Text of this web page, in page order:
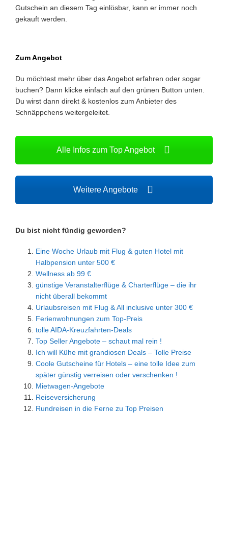
Gutschein an diesem Tag einlösbar, kann er immer noch
gekauft werden.
Zum Angebot
Du möchtest mehr über das Angebot erfahren oder sogar
buchen? Dann klicke einfach auf den grünen Button unten.
Du wirst dann direkt & kostenlos zum Anbieter des
Schnäppchens weitergeleitet.
Alle Infos zum Top Angebot
Weitere Angebote
Du bist nicht fündig geworden?
Eine Woche Urlaub mit Flug & guten Hotel mit
Halbpension unter 500 €
Wellness ab 99 €
günstige Veranstalterflüge & Charterflüge – die ihr
nicht überall bekommt
Urlaubsreisen mit Flug & All inclusive unter 300 €
Ferienwohnungen zum Top-Preis
tolle AIDA-Kreuzfahrten-Deals
Top Seller Angebote – schaut mal rein !
Ich will Kühe mit grandiosen Deals – Tolle Preise
Coole Gutscheine für Hotels – eine tolle Idee zum
später günstig verreisen oder verschenken !
Mietwagen-Angebote
Reiseversicherung
Rundreisen in die Ferne zu Top Preisen